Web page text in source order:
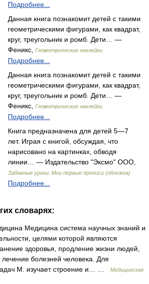
Подробнее...
Данная книга познакомит детей с такими
геометрическими фигурами, как квадрат,
круг, треугольник и ромб. Дети… —
Феникс,
Геометрические наклейки
Подробнее...
Данная книга познакомит детей с такими
геометрическими фигурами, как квадрат,
круг, треугольник и ромб. Дети… —
Феникс,
Геометрические наклейки
Подробнее...
Книга предназначена для детей 5—7
лет. Играя с книгой, обсуждая, что
нарисовано на картинках, обводя
линии… — Издательство "Эксмо" ООО,
Забавные уроки. Мои первые прописи (обложка)
Подробнее...
словарях:
Медицина система научных знаний и
целями которой являются
здоровья, продление жизни людей,
болезней человека. Для
М. изучает строение и… …
Медицинская